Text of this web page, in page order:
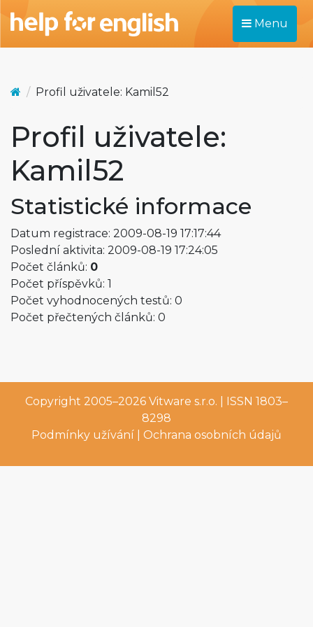
Menu
Profil uživatele: Kamil52
Profil uživatele:
Kamil52
Statistické informace
Datum registrace: 2009-08-19 17:17:44
Poslední aktivita: 2009-08-19 17:24:05
Počet článků: 0
Počet příspěvků: 1
Počet vyhodnocených testů: 0
Počet přečtených článků: 0
Copyright 2005–2026 Vitware s.r.o. | ISSN 1803–
8298
Podmínky užívání
Ochrana osobních údajů